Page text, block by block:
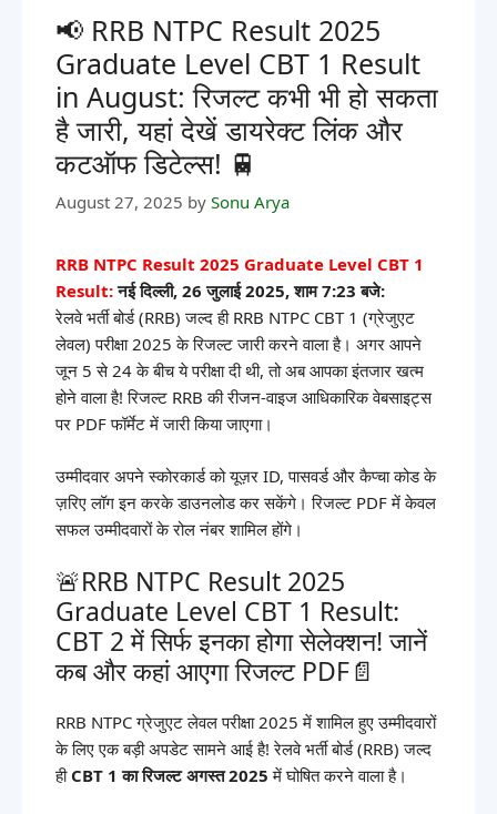
📢 RRB NTPC Result 2025
Graduate Level CBT 1 Result
in August: रिजल्ट कभी भी हो सकता
है जारी, यहां देखें डायरेक्ट लिंक और
कटऑफ डिटेल्स! 🚆
August 27, 2025 by Sonu Arya
RRB NTPC Result 2025 Graduate Level CBT 1
Result: नई दिल्ली, 26 जुलाई 2025, शाम 7:23 बजे:
रेलवे भर्ती बोर्ड (RRB) जल्द ही RRB NTPC CBT 1 (ग्रेजुएट
लेवल) परीक्षा 2025 के रिजल्ट जारी करने वाला है। अगर आपने
जून 5 से 24 के बीच ये परीक्षा दी थी, तो अब आपका इंतजार खत्म
होने वाला है! रिजल्ट RRB की रीजन-वाइज आधिकारिक वेबसाइट्स
पर PDF फॉर्मेट में जारी किया जाएगा।
उम्मीदवार अपने स्कोरकार्ड को यूज़र ID, पासवर्ड और कैप्चा कोड के
ज़रिए लॉग इन करके डाउनलोड कर सकेंगे। रिजल्ट PDF में केवल
सफल उम्मीदवारों के रोल नंबर शामिल होंगे।
🚨RRB NTPC Result 2025
Graduate Level CBT 1 Result:
CBT 2 में सिर्फ इनका होगा सेलेक्शन! जानें
कब और कहां आएगा रिजल्ट PDF📄
RRB NTPC ग्रेजुएट लेवल परीक्षा 2025 में शामिल हुए उम्मीदवारों
के लिए एक बड़ी अपडेट सामने आई है! रेलवे भर्ती बोर्ड (RRB) जल्द
ही CBT 1 का रिजल्ट अगस्त 2025 में घोषित करने वाला है।